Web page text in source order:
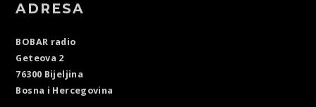
ADRESA
BOBAR radio
Geteova 2
76300 Bijeljina
Bosna i Hercegovina